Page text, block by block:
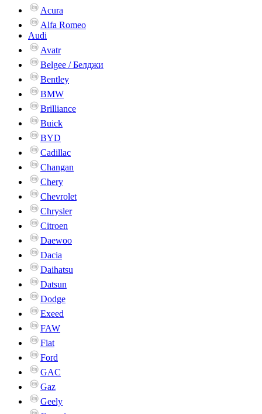
Acura
Alfa Romeo
Audi
Avatr
Belgee / Белджи
Bentley
BMW
Brilliance
Buick
BYD
Cadillac
Changan
Chery
Chevrolet
Chrysler
Citroen
Daewoo
Dacia
Daihatsu
Datsun
Dodge
Exeed
FAW
Fiat
Ford
GAC
Gaz
Geely